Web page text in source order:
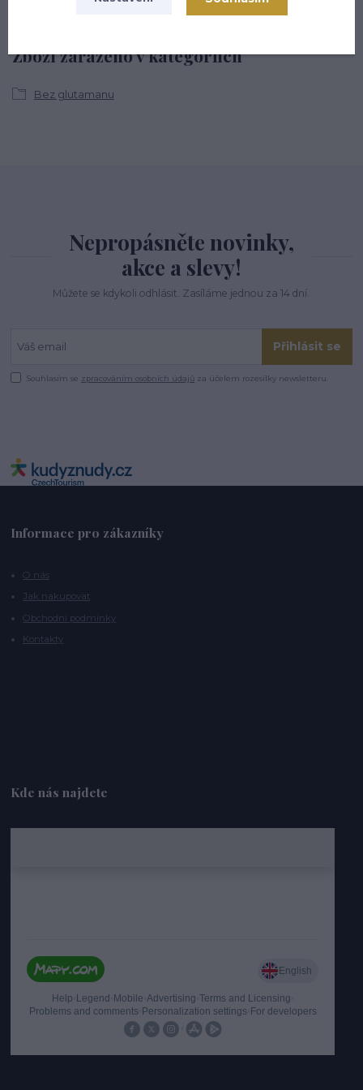
Zboží zařazeno v kategoriích
Bez glutamanu
Nepropásněte novinky,
akce a slevy!
Můžete se kdykoli odhlásit. Zasíláme jednou za 14 dní.
Přihlásit se
Souhlasím se zpracováním osobních údajů za účelem rozesílky newsletteru.
Informace pro zákazníky
O nás
Jak nakupovat
Obchodní podmínky
Kontakty
Kde nás najdete